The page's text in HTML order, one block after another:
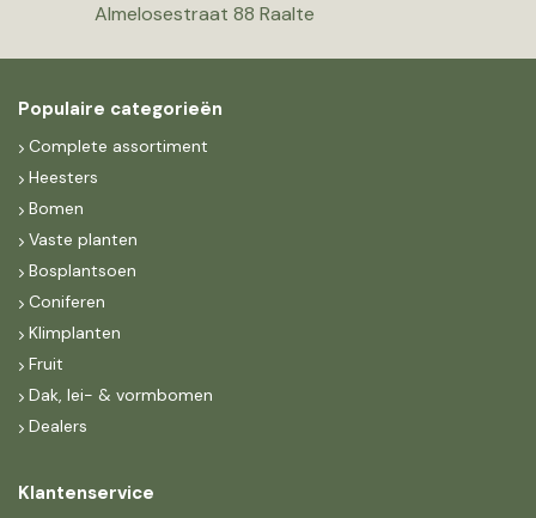
Almelosestraat 88 Raalte
Populaire categorieën
Complete assortiment
Heesters
Bomen
Vaste planten
Bosplantsoen
Coniferen
Klimplanten
Fruit
Dak, lei- & vormbomen
Dealers
Klantenservice